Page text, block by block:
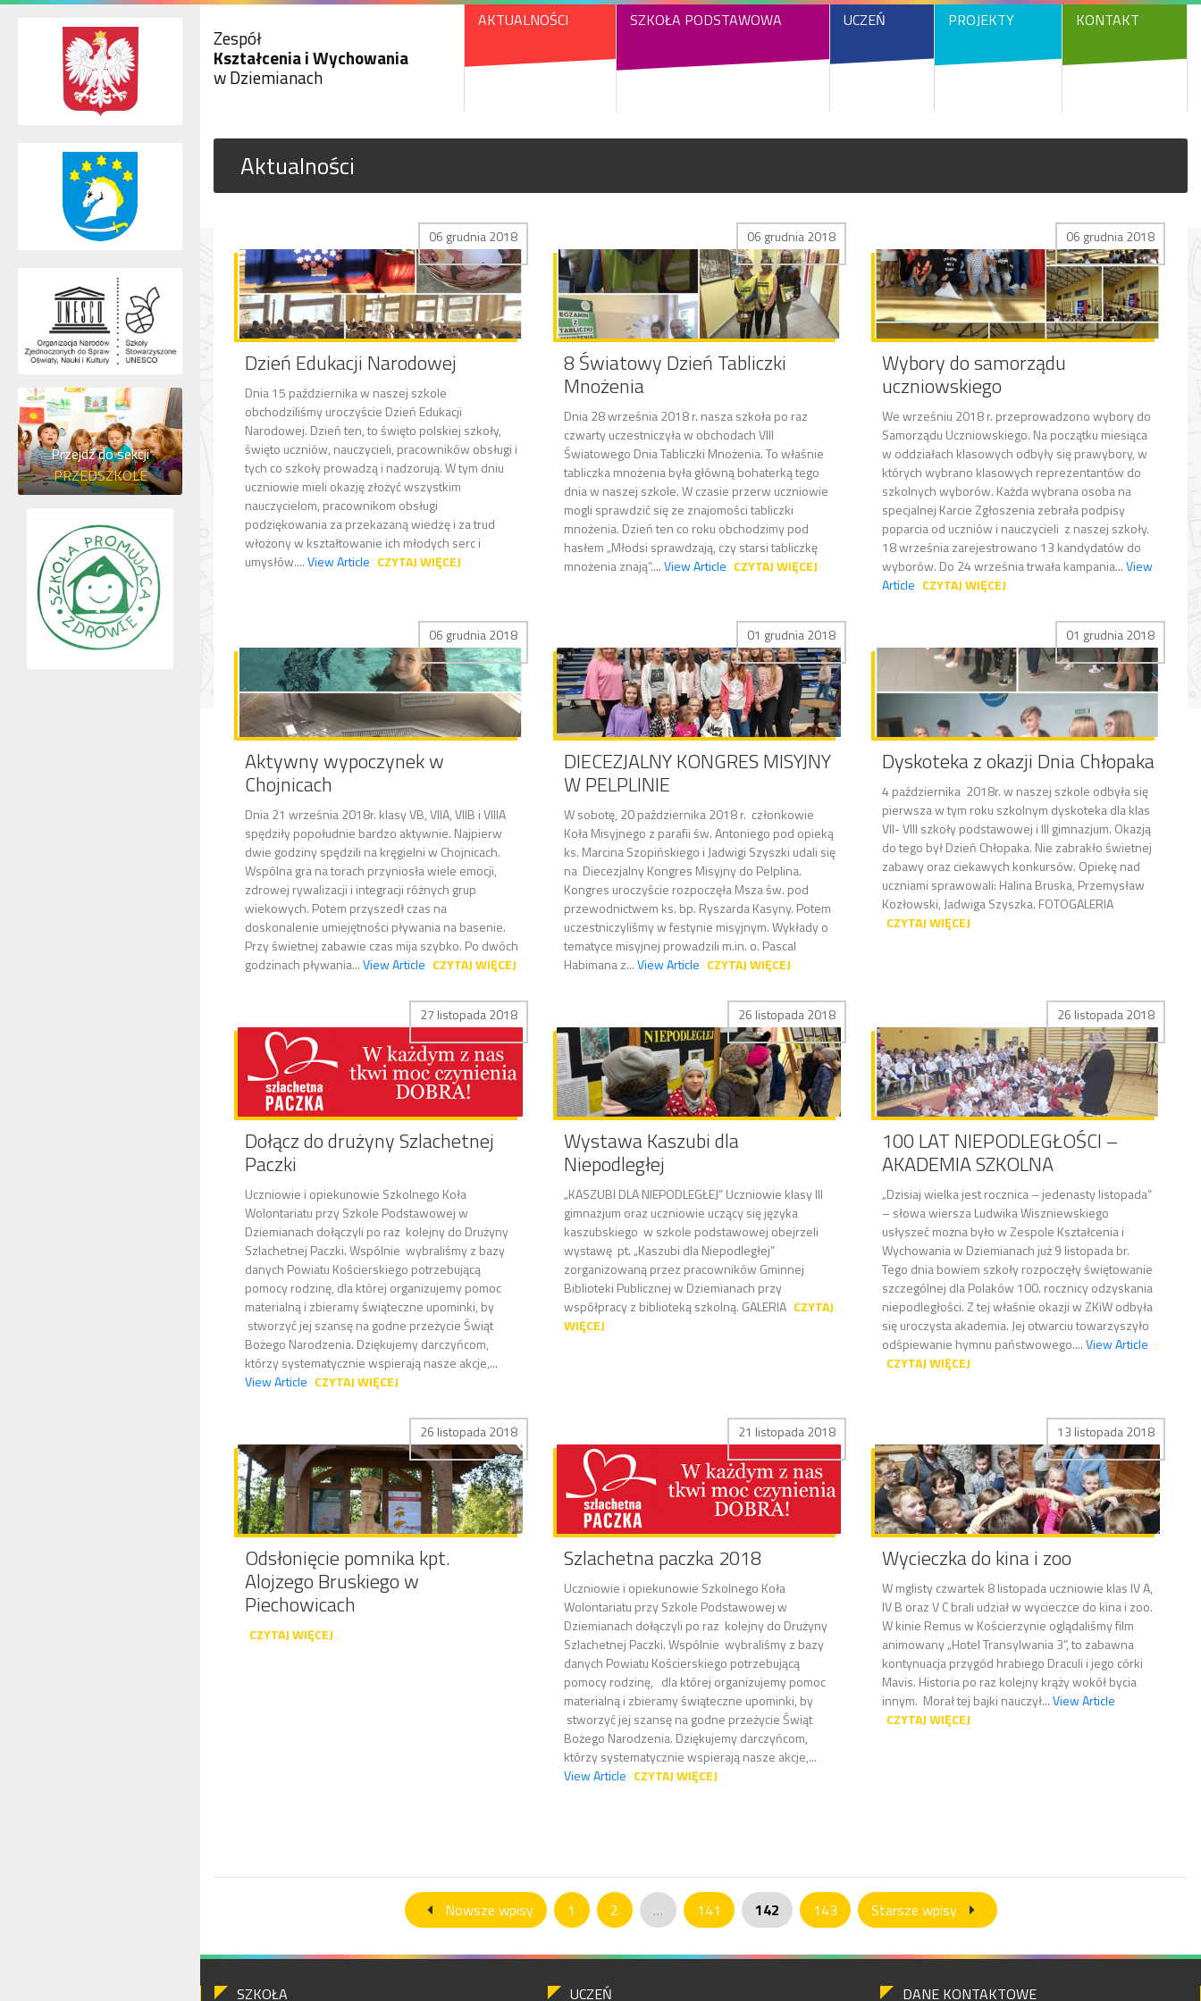
Zespół
Kształcenia i Wychowania
w Dziemianach
AKTUALNOŚCI SZKOŁA PODSTAWOWA UCZEŃ PROJEKTY KONTAKT
Aktualności
06 grudnia 2018
Dzień Edukacji Narodowej
Dnia 15 października w naszej szkole
obchodziliśmy uroczyście Dzień Edukacji
Narodowej. Dzień ten, to święto polskiej szkoły,
święto uczniów, nauczycieli, pracowników obsługi i
tych co szkoły prowadzą i nadzorują. W tym dniu
uczniowie mieli okazję złożyć wszystkim
nauczycielom, pracownikom obsługi
podziękowania za przekazaną wiedzę i za trud
włożony w kształtowanie ich młodych serc i
umysłów....View Article CZYTAJ WIĘCEJ
06 grudnia 2018
8 Światowy Dzień Tabliczki
Mnożenia
Dnia 28 września 2018 r. nasza szkoła po raz
czwarty uczestniczyła w obchodach VIII
Światowego Dnia Tabliczki Mnożenia. To właśnie
tabliczka mnożenia była główną bohaterką tego
dnia w naszej szkole. W czasie przerw uczniowie
mogli sprawdzić się ze znajomości tabliczki
mnożenia. Dzień ten co roku obchodzimy pod
hasłem „Młodsi sprawdzają, czy starsi tabliczkę
mnożenia znają”....View Article CZYTAJ WIĘCEJ
06 grudnia 2018
Wybory do samorządu
uczniowskiego
We wrześniu 2018 r. przeprowadzono wybory do
Samorządu Uczniowskiego. Na początku miesiąca
w oddziałach klasowych odbyły się prawybory, w
których wybrano klasowych reprezentantów do
szkolnych wyborów. Każda wybrana osoba na
specjalnej Karcie Zgłoszenia zebrała podpisy
poparcia od uczniów i nauczycieli z naszej szkoły.
18 września zarejestrowano 13 kandydatów do
wyborów. Do 24 września trwała kampania...View
Article CZYTAJ WIĘCEJ
06 grudnia 2018
Aktywny wypoczynek w
Chojnicach
Dnia 21 września 2018r. klasy VB, VIIA, VIIB i VIIIA
spędziły popołudnie bardzo aktywnie. Najpierw
dwie godziny spędzili na kręgielni w Chojnicach.
Wspólna gra na torach przyniosła wiele emocji,
zdrowej rywalizacji i integracji różnych grup
wiekowych. Potem przyszedł czas na
doskonalenie umiejętności pływania na basenie.
Przy świetnej zabawie czas mija szybko. Po dwóch
godzinach pływania...View Article CZYTAJ WIĘCEJ
01 grudnia 2018
DIECEZJALNY KONGRES MISYJNY
W PELPLINIE
W sobotę, 20 października 2018 r. członkowie
Koła Misyjnego z parafii św. Antoniego pod opieką
ks. Marcina Szopińskiego i Jadwigi Szyszki udali się
na Diecezjalny Kongres Misyjny do Pelplina.
Kongres uroczyście rozpoczęła Msza św. pod
przewodnictwem ks. bp. Ryszarda Kasyny. Potem
uczestniczyliśmy w festynie misyjnym. Wykłady o
tematyce misyjnej prowadzili m.in. o. Pascal
Habimana z...View Article CZYTAJ WIĘCEJ
01 grudnia 2018
Dyskoteka z okazji Dnia Chłopaka
4 października 2018r. w naszej szkole odbyła się
pierwsza w tym roku szkolnym dyskoteka dla klas
VII- VIII szkoły podstawowej i III gimnazjum. Okazją
do tego był Dzień Chłopaka. Nie zabrakło świetnej
zabawy oraz ciekawych konkursów. Opiekę nad
uczniami sprawowali: Halina Bruska, Przemysław
Kozłowski, Jadwiga Szyszka. FOTOGALERIA
CZYTAJ WIĘCEJ
27 listopada 2018
Dołącz do drużyny Szlachetnej
Paczki
Uczniowie i opiekunowie Szkolnego Koła
Wolontariatu przy Szkole Podstawowej w
Dziemianach dołączyli po raz kolejny do Drużyny
Szlachetnej Paczki. Wspólnie wybraliśmy z bazy
danych Powiatu Kościerskiego potrzebującą
pomocy rodzinę, dla której organizujemy pomoc
materialną i zbieramy świąteczne upominki, by
stworzyć jej szansę na godne przeżycie Świąt
Bożego Narodzenia. Dziękujemy darczyńcom,
którzy systematycznie wspierają nasze akcje,...
View Article CZYTAJ WIĘCEJ
26 listopada 2018
Wystawa Kaszubi dla
Niepodległej
„KASZUBI DLA NIEPODLEGŁEJ” Uczniowie klasy III
gimnazjum oraz uczniowie uczący się języka
kaszubskiego w szkole podstawowej obejrzeli
wystawę pt. „Kaszubi dla Niepodległej”
zorganizowaną przez pracowników Gminnej
Biblioteki Publicznej w Dziemianach przy
współpracy z biblioteką szkolną. GALERIA CZYTAJ
WIĘCEJ
26 listopada 2018
100 LAT NIEPODLEGŁOŚCI –
AKADEMIA SZKOLNA
„Dzisiaj wielka jest rocznica – jedenasty listopada”
– słowa wiersza Ludwika Wiszniewskiego
usłyszeć można było w Zespole Kształcenia i
Wychowania w Dziemianach już 9 listopada br.
Tego dnia bowiem szkoły rozpoczęły świętowanie
szczególnej dla Polaków 100. rocznicy odzyskania
niepodległości. Z tej właśnie okazji w ZKiW odbyła
się uroczysta akademia. Jej otwarciu towarzyszyło
odśpiewanie hymnu państwowego....View Article
CZYTAJ WIĘCEJ
26 listopada 2018
Odsłonięcie pomnika kpt.
Alojzego Bruskiego w
Piechowicach
CZYTAJ WIĘCEJ
21 listopada 2018
Szlachetna paczka 2018
Uczniowie i opiekunowie Szkolnego Koła
Wolontariatu przy Szkole Podstawowej w
Dziemianach dołączyli po raz kolejny do Drużyny
Szlachetnej Paczki. Wspólnie wybraliśmy z bazy
danych Powiatu Kościerskiego potrzebującą
pomocy rodzinę, dla której organizujemy pomoc
materialną i zbieramy świąteczne upominki, by
stworzyć jej szansę na godne przeżycie Świąt
Bożego Narodzenia. Dziękujemy darczyńcom,
którzy systematycznie wspierają nasze akcje,...
View Article CZYTAJ WIĘCEJ
13 listopada 2018
Wycieczka do kina i zoo
W mglisty czwartek 8 listopada uczniowie klas IV A,
IV B oraz V C brali udział w wycieczce do kina i zoo.
W kinie Remus w Kościerzynie oglądaliśmy film
animowany „Hotel Transylwania 3”, to zabawna
kontynuacja przygód hrabiego Draculi i jego córki
Mavis. Historia po raz kolejny krąży wokół bycia
innym. Morał tej bajki nauczył...View Article
CZYTAJ WIĘCEJ
Nowsze wpisy 1 2 … 141 142 143 Starsze wpisy
SZKOŁA UCZEŃ DANE KONTAKTOWE
Przejdź do sekcji
PRZEDSZKOLE